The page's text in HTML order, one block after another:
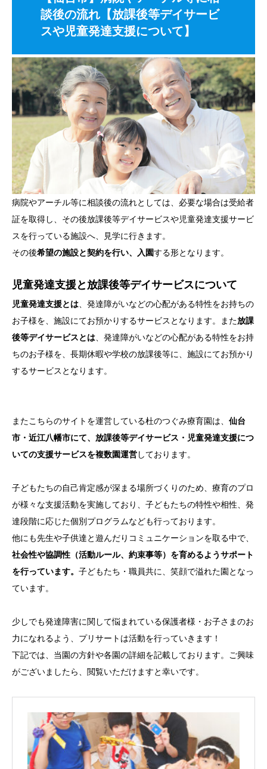
談後の流れ【放課後等デイサービ
スや児童発達支援について】
病院やアーチル等に相談後の流れとしては、必要な場合は受給者
証を取得し、その後放課後等デイサービスや児童発達支援サービ
スを行っている施設へ、見学に行きます。
その後希望の施設と契約を行い、入園する形となります。
児童発達支援と放課後等デイサービスについて
児童発達支援とは 、発達障がいなどの心配がある特性をお持ちの
お子様を、施設にてお預かりするサービスとなります。また放課
後等デイサービスとは 、発達障がいなどの心配がある特性をお持
ちのお子様を、長期休暇や学校の放課後等に、施設にてお預かり
するサービスとなります。
またこちらのサイトを運営している杜のつぐみ療育園は、 仙台
市・近江八幡市にて、放課後等デイサービス・児童発達支援につ
いての支援サービスを複数園運営しております。
子どもたちの自己肯定感が深まる場所づくりのため、療育のプロ
が様々な支援活動を実施しており、子どもたちの特性や相性、発
達段階に応じた個別プログラムなども行っております。
他にも先生や子供達と遊んだりコミュニケーションを取る中で、
社会性や協調性（活動ルール、約束事等）を育めるようサポート
を行っています。 子どもたち・職員共に、笑顔で溢れた園となっ
ています。
少しでも発達障害に関して悩まれている保護者様・お子さまのお
力になれるよう、プリサートは活動を行っていきます！
下記では、当園の方針や各園の詳細を記載しております。ご興味
がございましたら、閲覧いただけますと幸いです。